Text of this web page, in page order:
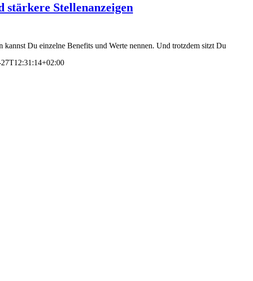
Stellenanzeigen
Du einzelne Benefits und Werte nennen. Und trotzdem sitzt Du